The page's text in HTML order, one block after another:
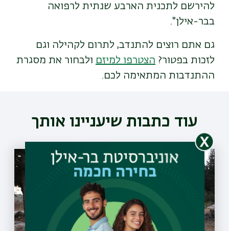
להירשם לתכנית הארבע שנתית לרפואה
בבר-אילן".
גם אתם רוצים להתנדב, לתרום לקהילה וגם
לזכות בפטור? הצטרפו למיזם ולבחור את מסגרת
ההתנדבות המתאימה לכם.
עוד כתבות שיעניינו אותך